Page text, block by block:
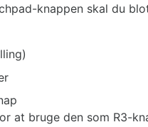
knappen skal du
at bruge den som R3-